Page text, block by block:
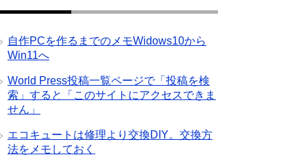
自作PCを作るまでのメモWidows10から
Win11へ
World Press投稿一覧ページで「投稿を検
索」すると「このサイトにアクセスできま
せん」
エコキュートは修理より交換DIY。交換方
法をメモしておく